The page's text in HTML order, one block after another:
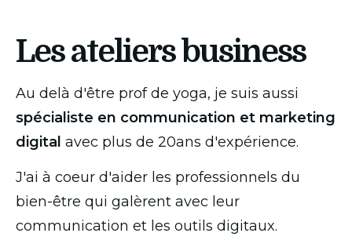
Les ateliers business
spécialiste en communication et marketing
digital avec plus de 20ans d'expérience.
J'ai à coeur d'aider les professionnels du
bien-être qui galèrent avec leur
communication et les outils digitaux.